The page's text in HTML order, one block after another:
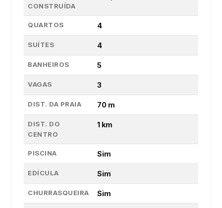
CONSTRUÍDA
QUARTOS 4
SUÍTES 4
BANHEIROS 5
VAGAS 3
DIST. DA PRAIA 70 m
DIST. DO
CENTRO
1 km
PISCINA Sim
EDÍCULA Sim
CHURRASQUEIRA Sim